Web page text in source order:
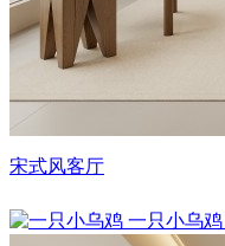
宋式风客厅
一只小乌鸡